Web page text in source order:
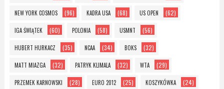
NEW YORK COSMOS (96) KADRA USA (68) US OPEN (62)
IGA ŚWIĄTEK (60) POLONIA (58) USMNT (56)
HUBERT HURKACZ (35) NCAA (34) BOKS (32)
MATT MIAZGA (32) PATRYK KLIMALA (32) WTA (29)
PRZEMEK KARNOWSKI (28) EURO 2012 (25) KOSZYKÓWKA (24)